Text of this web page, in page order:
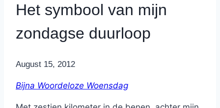
Het symbool van mijn
zondagse duurloop
ByNicole
August 15, 2012
Bijna Woordeloze Woensdag